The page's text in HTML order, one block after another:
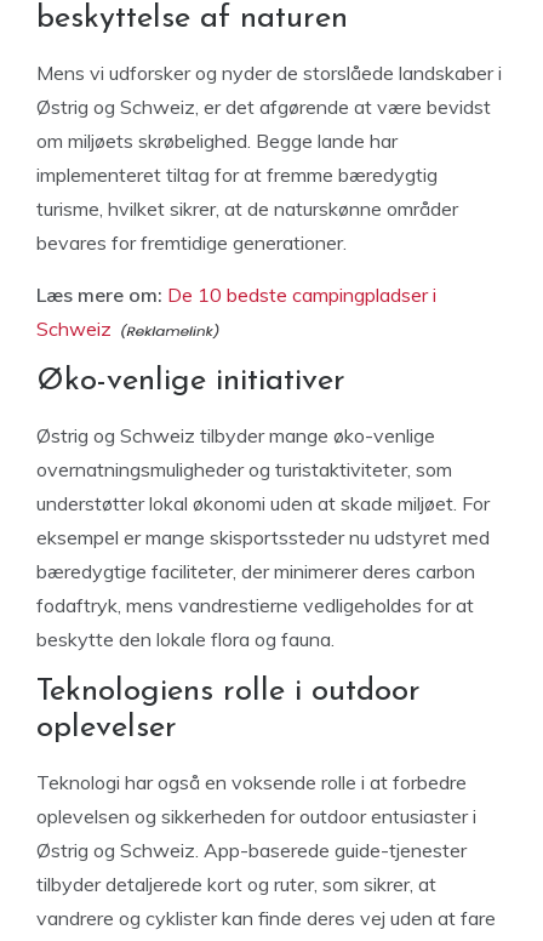
beskyttelse af naturen
Mens vi udforsker og nyder de storslåede landskaber i
Østrig og Schweiz, er det afgørende at være bevidst
om miljøets skrøbelighed. Begge lande har
implementeret tiltag for at fremme bæredygtig
turisme, hvilket sikrer, at de naturskønne områder
bevares for fremtidige generationer.
Læs mere om: De 10 bedste campingpladser i
Schweiz
Øko-venlige initiativer
Østrig og Schweiz tilbyder mange øko-venlige
overnatningsmuligheder og turistaktiviteter, som
understøtter lokal økonomi uden at skade miljøet. For
eksempel er mange skisportssteder nu udstyret med
bæredygtige faciliteter, der minimerer deres carbon
fodaftryk, mens vandrestierne vedligeholdes for at
beskytte den lokale flora og fauna.
Teknologiens rolle i outdoor
oplevelser
Teknologi har også en voksende rolle i at forbedre
oplevelsen og sikkerheden for outdoor entusiaster i
Østrig og Schweiz. App-baserede guide-tjenester
tilbyder detaljerede kort og ruter, som sikrer, at
vandrere og cyklister kan finde deres vej uden at fare